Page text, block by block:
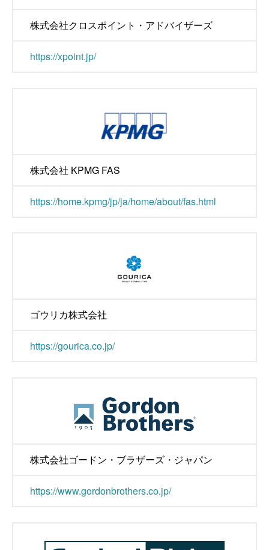
株式会社クロスポイント・アドバイザーズ
https://xpoint.jp/
株式会社 KPMG FAS
https://home.kpmg/jp/ja/home/about/fas.html
ゴウリカ株式会社
https://gourica.co.jp/
株式会社ゴードン・ブラザーズ・ジャパン
https://www.gordonbrothers.co.jp/